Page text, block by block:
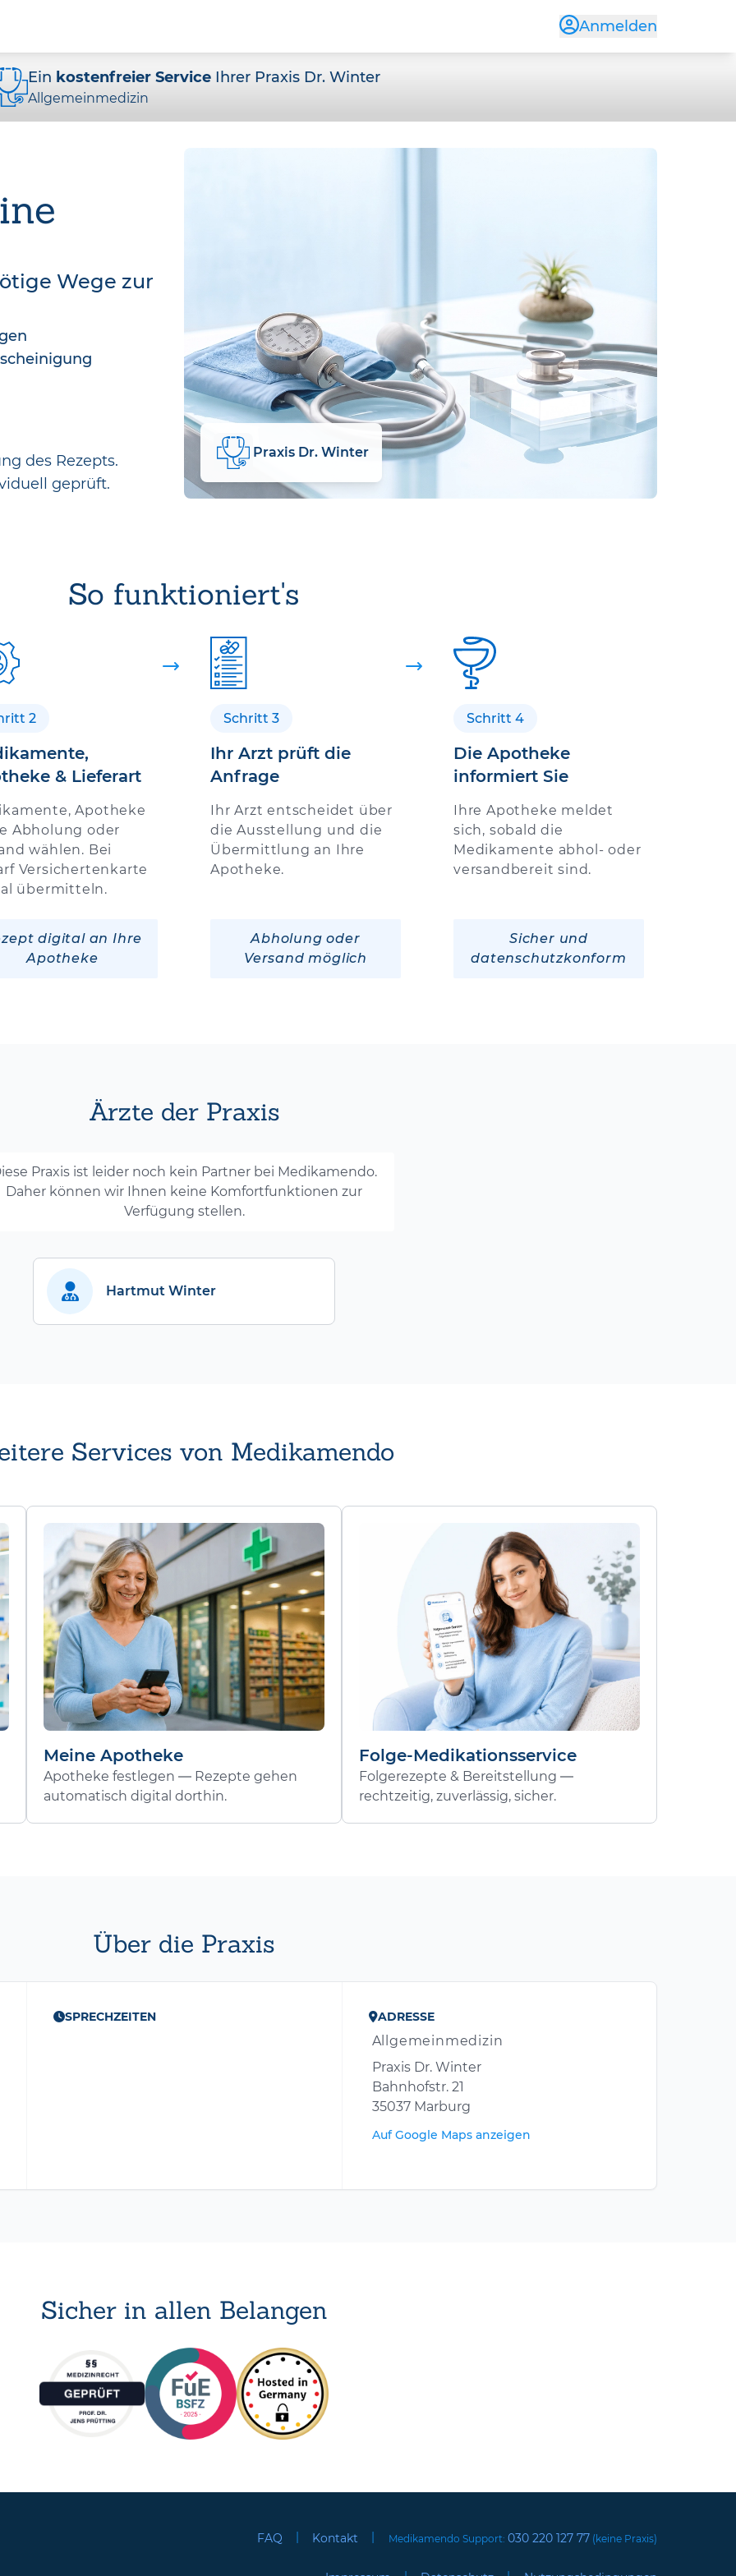
Anmelden
Ein kostenfreier ServiceIhrer Praxis Dr. Winter
Allgemeinmedizin
Wege zur
des Rezepts.
geprüft.
Praxis Dr. Winter
So funktioniert's
2
& Lieferart
Apotheke
Abholung oder
wählen. Bei
Versichertenkarte
übermitteln.
digital an Ihre
Apotheke
Schritt 3
Ihr Arzt prüft die
Anfrage
Ihr Arzt entscheidet über
die Ausstellung und die
Übermittlung an Ihre
Apotheke.
Abholung oder
Versand möglich
Schritt 4
Die Apotheke
informiert Sie
Ihre Apotheke meldet
sich, sobald die
Medikamente abhol- oder
versandbereit sind.
Sicher und
datenschutzkonform
Ärzte der Praxis
Praxis ist leider noch kein Partner bei Medikamendo.
Daher können wir Ihnen keine Komfortfunktionen zur
Verfügung stellen.
Hartmut Winter
Services von Medikamendo
Meine Apotheke
Apotheke festlegen — Rezepte gehen
automatisch digital dorthin.
Folge-Medikationsservice
Folgerezepte & Bereitstellung —
rechtzeitig, zuverlässig, sicher.
Über die Praxis
SPRECHZEITEN ADRESSE
Allgemeinmedizin
Praxis Dr. Winter
Bahnhofstr. 21
35037 Marburg
Auf Google Maps anzeigen
Sicher in allen Belangen
FAQ | Kontakt | Medikamendo Support: 030 220 127 77 (keine Praxis)